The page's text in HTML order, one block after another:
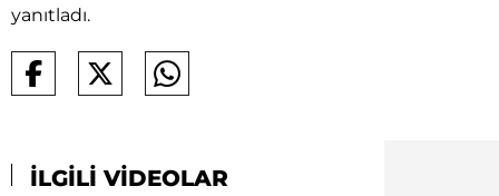
yanıtladı.
İLGİLİ VİDEOLAR